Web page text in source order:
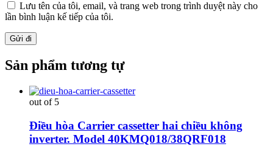
Lưu tên của tôi, email, và trang web trong trình duyệt này cho
lần bình luận kế tiếp của tôi.
Sản phẩm tương tự
out of 5
Điều hòa Carrier cassetter hai chiều không
inverter. Model 40KMQ018/38QRF018